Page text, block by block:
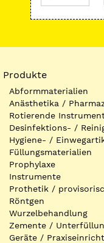
Produkte
Abformmaterialien
Anästhetika /
Rotierende
Desinfektions- /
Hygiene- /
Füllungsmaterialien
Prophylaxe
Instrumente
Prothetik /
Röntgen
Wurzelbehandlung
Zemente /
Geräte /